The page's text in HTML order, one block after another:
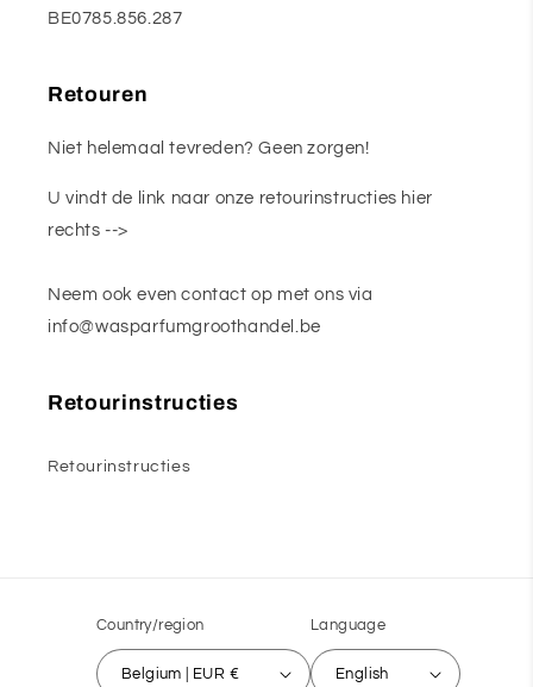
BE0785.856.287
Retouren
Niet helemaal tevreden? Geen zorgen!
U vindt de link naar onze retourinstructies hier
rechts -->
Neem ook even contact op met ons via
info@wasparfumgroothandel.be
Retourinstructies
Retourinstructies
Country/region
Belgium | EUR €
Language
English